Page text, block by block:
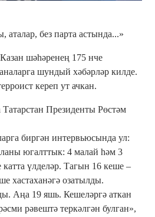
аталар, без парта астында...»
шәһәренең 175 нче
шундый хәбәрләр килде.
кереп ут ачкан.
Президенты Рөстәм
биргән интервьюсында ул:
югалттык: 4 малай һәм 3
үлделәр. Тагын 16 кеше –
хастаханәгә озатылды.
Аңа 19 яшь. Кешеләргә аткан
рәвештә теркәлгән булган»,